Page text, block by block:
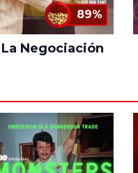
89%
La Negociación